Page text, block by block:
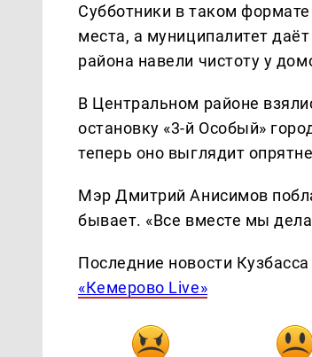
Субботники в таком
места, а муниципалитет
района навели чистоту у
В Центральном районе
остановку «3-й Особый»
теперь оно выглядит
Мэр Дмитрий Анисимов
бывает. «Все вместе мы
Последние новости
«Кемерово Live»